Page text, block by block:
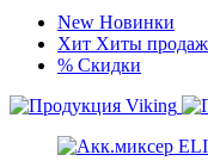
New Новинки
Хит Хиты продаж
% Скидки